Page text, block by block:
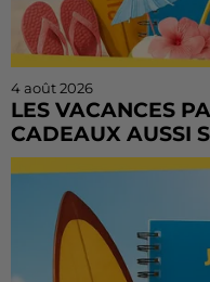
4 août 2026
LES VACANCES
CADEAUX AUSSI
L'été file à toute
sur Radio Intensité